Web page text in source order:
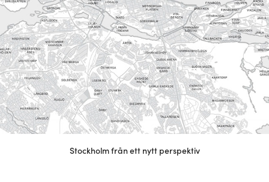
Stockholm från ett nytt perspektiv